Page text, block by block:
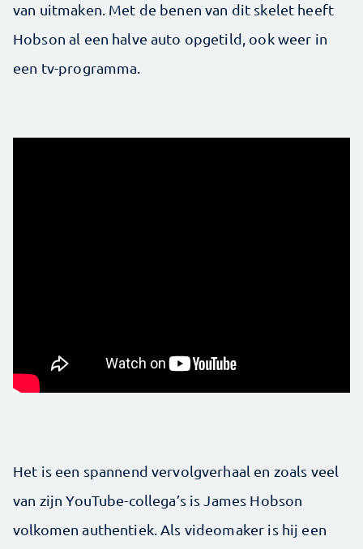
van uitmaken. Met de benen van dit skelet heeft
Hobson al een halve auto opgetild, ook weer in
een tv-programma.
Het is een spannend vervolgverhaal en zoals veel
van zijn YouTube-collega’s is James Hobson
volkomen authentiek. Als videomaker is hij een